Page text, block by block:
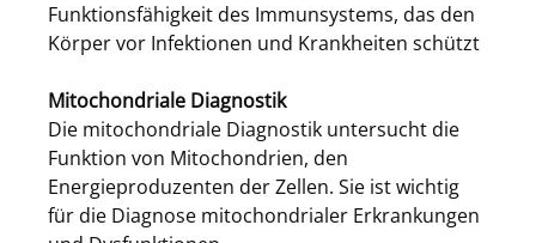
Funktionsfähigkeit des Immunsystems, das den
Körper vor Infektionen und Krankheiten schützt
Mitochondriale Diagnostik
Die mitochondriale Diagnostik untersucht die
Funktion von Mitochondrien, den
Energieproduzenten der Zellen. Sie ist wichtig
für die Diagnose mitochondrialer Erkrankungen